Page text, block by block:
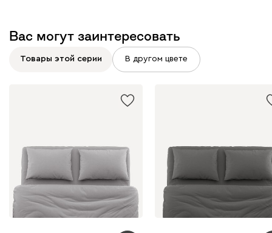
Вас могут заинтересовать
Товары этой серии В другом цвете